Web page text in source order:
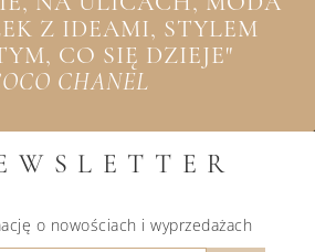
Z IDEAMI, STYLEM
CO SIĘ DZIEJE"
CHANEL
o nowościach i wyprzedażach